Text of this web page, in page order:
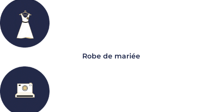
Robe de mariée